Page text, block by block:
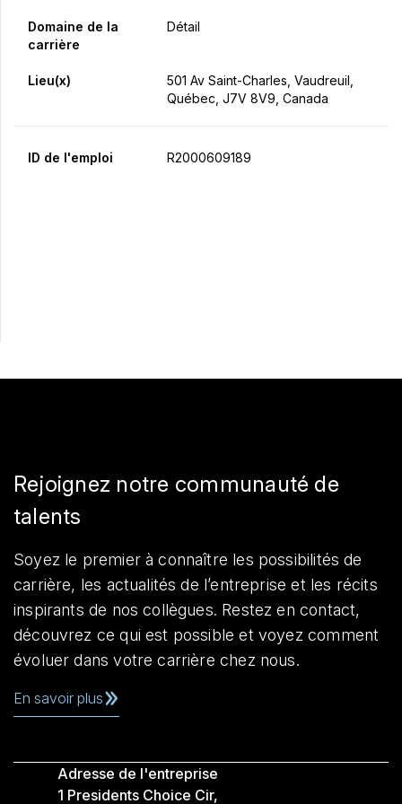
Domaine de la
carrière
Détail
Lieu(x)
501 Av Saint-Charles, Vaudreuil,
Québec, J7V 8V9, Canada
ID de l'emploi R2000609189
Rejoignez notre communauté de
talents
Soyez le premier à connaître les possibilités de
carrière, les actualités de l’entreprise et les récits
inspirants de nos collègues. Restez en contact,
découvrez ce qui est possible et voyez comment
évoluer dans votre carrière chez nous.
En savoir plus
Adresse de l'entreprise
1 Presidents Choice Cir,